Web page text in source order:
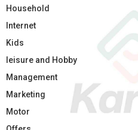
Household
Internet
Kids
leisure and Hobby
Management
Marketing
Motor